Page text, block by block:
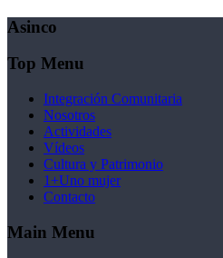
Asinco
Top Menu
Integración Comunitaria
Nosotros
Actividades
Vídeos
Cultura y Patrimonio
1+Uno mujer
Contacto
Main Menu